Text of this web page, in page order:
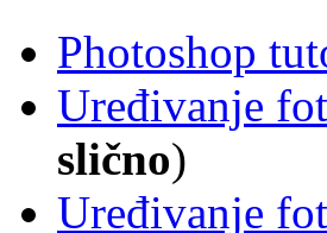
Photoshop
Uređivanje
slično)
Uređivanje